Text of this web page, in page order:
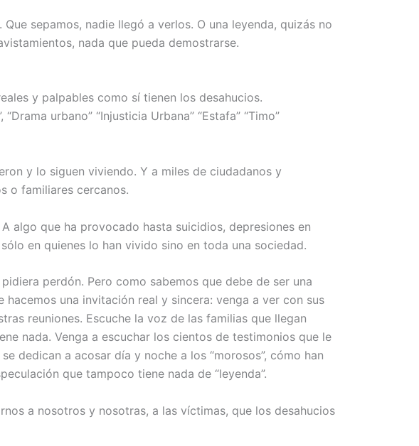
sepamos, nadie llegó a verlos. O una leyenda, quizás no
nada que pueda demostrarse.
y palpables como sí tienen los desahucios.
urbano” “Injusticia Urbana” “Estafa” “Timo”
y lo siguen viviendo. Y a miles de ciudadanos y
o familiares cercanos.
algo que ha provocado hasta suicidios, depresiones en
en quienes lo han vivido sino en toda una sociedad.
perdón. Pero como sabemos que debe de ser una
una invitación real y sincera: venga a ver con sus
reuniones. Escuche la voz de las familias que llegan
nada. Venga a escuchar los cientos de testimonios que le
dedican a acosar día y noche a los “morosos”, cómo han
que tampoco tiene nada de “leyenda”.
a nosotros y nosotras, a las víctimas, que los desahucios